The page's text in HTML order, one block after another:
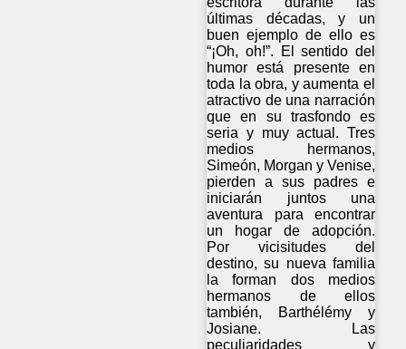
últimas décadas, y un
buen ejemplo de ello es
“¡Oh, oh!”. El sentido del
humor está presente en
toda la obra, y aumenta el
atractivo de una narración
que en su trasfondo es
seria y muy actual. Tres
medios hermanos,
Simeón, Morgan y Venise,
pierden a sus padres e
iniciarán juntos una
aventura para encontrar
un hogar de adopción.
Por vicisitudes del
destino, su nueva familia
la forman dos medios
hermanos de ellos
también, Barthélémy y
Josiane. Las
peculiaridades y